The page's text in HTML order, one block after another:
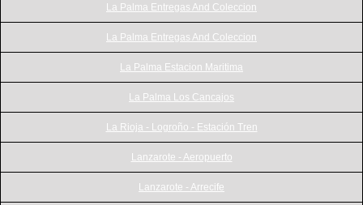
La Palma Entregas And Coleccion
La Palma Entregas And Coleccion
La Palma Estacion Maritima
La Palma Los Cancajos
La Rioja - Logroño - Estación Tren
Lanzarote - Aeropuerto
Lanzarote - Arrecife